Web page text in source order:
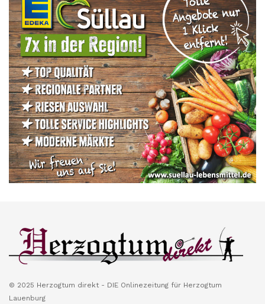
© 2025 Herzogtum direkt - DIE Onlinezeitung für Herzogtum
Lauenburg